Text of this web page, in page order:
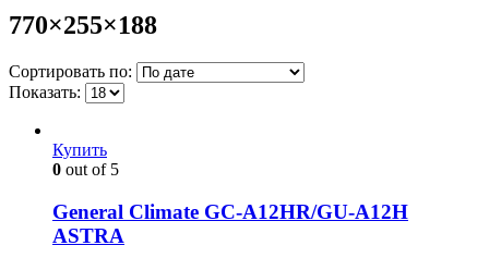
770×255×188
Сортировать по:
Показать:
Купить
0 out of 5
General Climate GC-A12HR/GU-A12H
ASTRA